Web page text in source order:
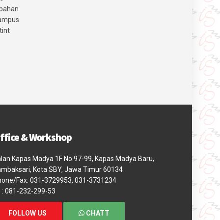
& Workshop
Kapas Madya 1F No.97-99, Kapas Madya Baru,
Kota SBY, Jawa Timur 60134
Fax: 031-3729953, 031-3731234
081-232-299-53
FOLLOW US CHATT